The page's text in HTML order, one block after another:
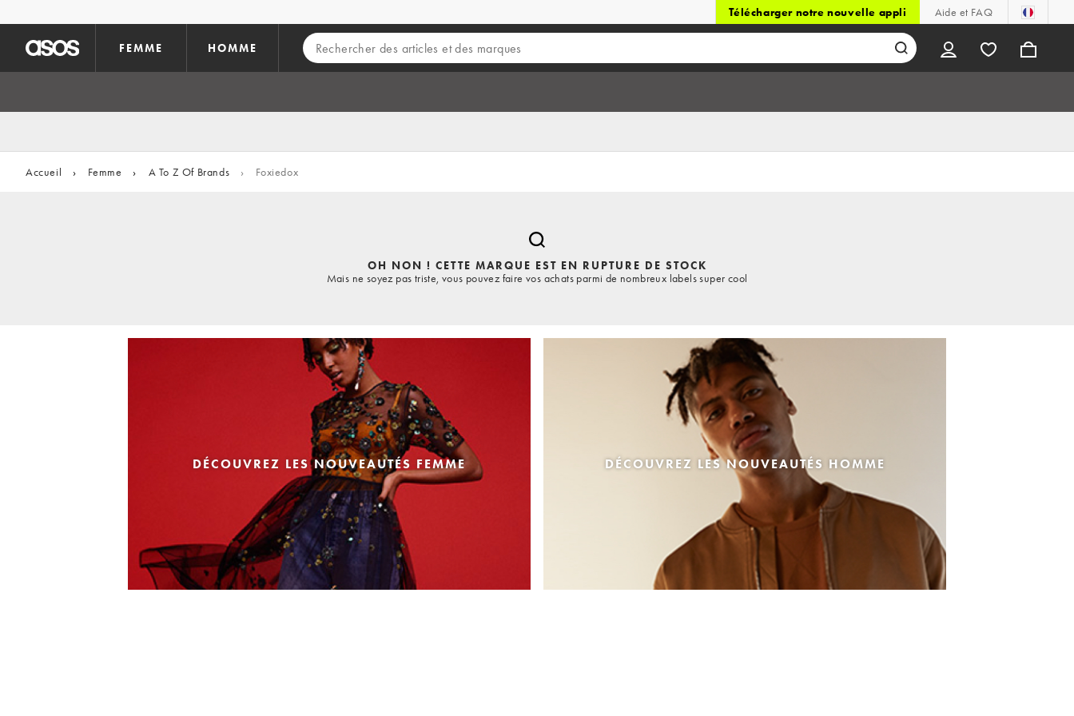
Télécharger notre nouvelle appli Aide et FAQ
FEMME HOMME
Accueil › Femme › A To Z Of Brands › Foxiedox
OH NON ! CETTE MARQUE EST EN RUPTURE DE STOCK
Mais ne soyez pas triste, vous pouvez faire vos achats parmi de nombreux labels super cool
DÉCOUVREZ LES NOUVEAUTÉS FEMME DÉCOUVREZ LES NOUVEAUTÉS HOMME